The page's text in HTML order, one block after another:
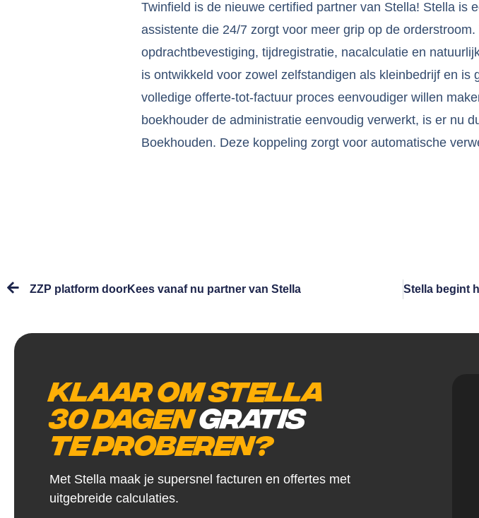
Twinfield is de nieuwe certified partner van Stella! Stella is
assistente die 24/7 zorgt voor meer grip op de
opdrachtbevestiging, tijdregistratie, nacalculatie en
is ontwikkeld voor zowel zelfstandigen als kleinbedrijf en is
volledige offerte-tot-factuur proces eenvoudiger willen
boekhouder de administratie eenvoudig verwerkt, is er nu
Boekhouden. Deze koppeling zorgt voor automatische
ZZP platform doorKees vanaf nu partner van Stella
Klaar om Stella
30 dagengratis
te proberen?
Met Stella maak je supersnel facturen en offertes met
uitgebreide calculaties.